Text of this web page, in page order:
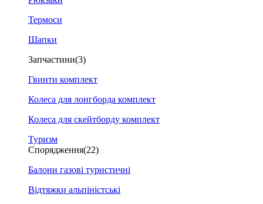
Термоси
Шапки
Запчастини(3)
Гвинти комплект
Колеса для лонгборда комплект
Колеса для скейтборду комплект
Туризм
Спорядження(22)
Балони газові туристичні
Відтяжки альпіністські